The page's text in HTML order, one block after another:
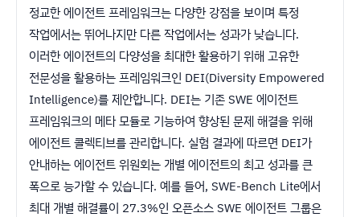
정교한 에이전트 프레임워크는 다양한 강점을 보이며 특정
작업에서는 뛰어나지만 다른 작업에서는 성과가 낮습니다.
이러한 에이전트의 다양성을 최대한 활용하기 위해 고유한
전문성을 활용하는 프레임워크인 DEI(Diversity Empowered
Intelligence)를 제안합니다. DEI는 기존 SWE 에이전트
프레임워크의 메타 모듈로 기능하여 향상된 문제 해결을 위해
에이전트 콜렉티브를 관리합니다. 실험 결과에 따르면 DEI가
안내하는 에이전트 위원회는 개별 에이전트의 최고 성과를 큰
폭으로 능가할 수 있습니다. 예를 들어, SWE-Bench Lite에서
최대 개별 해결률이 27.3%인 오픈소스 SWE 에이전트 그룹은